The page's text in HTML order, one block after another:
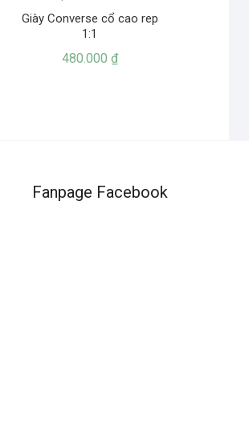
Giày Converse cổ cao rep
1:1
480.000 ₫
Fanpage Facebook